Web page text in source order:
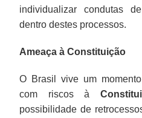
individualizar condutas
dentro destes processos.
Ameaça à Constituição
O Brasil vive um
com riscos à
possibilidade de